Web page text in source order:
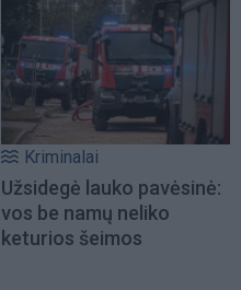
Kriminalai
Užsidegė lauko pavėsinė:
vos be namų neliko
keturios šeimos